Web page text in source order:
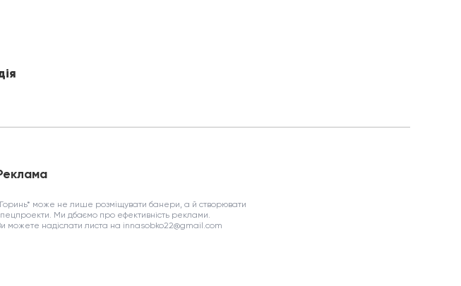
може не лише розміщувати банери, а й створювати
Ми дбаємо про ефективність реклами.
можете надіслати листа на innasobko22@gmail.com